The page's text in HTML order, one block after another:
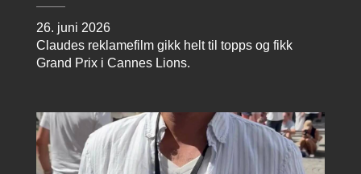
26. juni 2026
Claudes reklamefilm gikk helt til topps og fikk
Grand Prix i Cannes Lions.